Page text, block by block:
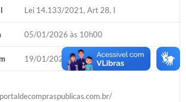
Lei 14.133/2021, Art 28, I
05/01/2026 às 10h00
19/01/2026 às 09h00